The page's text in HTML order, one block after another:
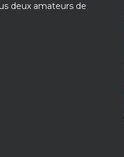
deux amateurs de